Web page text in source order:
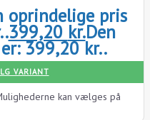
oprindelige pris
399,20 kr.Den
399,20 kr..
VARIANT
kan vælges på